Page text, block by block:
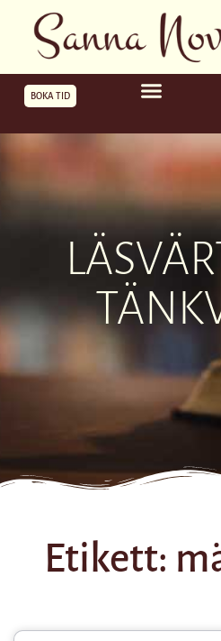
BOKA TID
Etikett: